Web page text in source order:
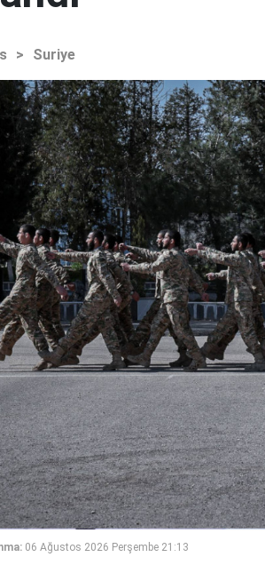
> Suriye
06 Ağustos 2026 Perşembe 21:13